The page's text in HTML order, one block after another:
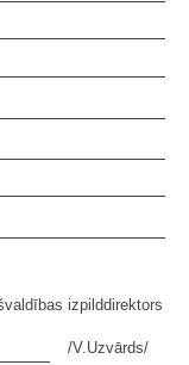
izpilddirektors
/V.Uzvārds/